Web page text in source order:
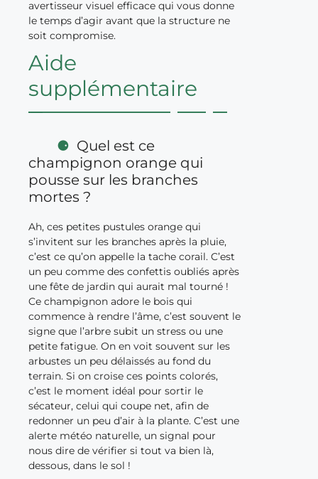
avertisseur visuel efficace qui vous donne
le temps d’agir avant que la structure ne
soit compromise.
Aide
supplémentaire
Quel est ce
champignon orange qui
pousse sur les branches
mortes ?
Ah, ces petites pustules orange qui
s’invitent sur les branches après la pluie,
c’est ce qu’on appelle la tache corail. C’est
un peu comme des confettis oubliés après
une fête de jardin qui aurait mal tourné !
Ce champignon adore le bois qui
commence à rendre l’âme, c’est souvent le
signe que l’arbre subit un stress ou une
petite fatigue. On en voit souvent sur les
arbustes un peu délaissés au fond du
terrain. Si on croise ces points colorés,
c’est le moment idéal pour sortir le
sécateur, celui qui coupe net, afin de
redonner un peu d’air à la plante. C’est une
alerte météo naturelle, un signal pour
nous dire de vérifier si tout va bien là,
dessous, dans le sol !